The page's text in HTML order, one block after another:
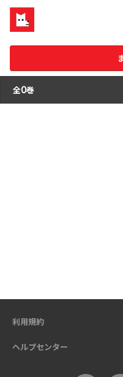
全0巻
利用規約
ヘルプセンター